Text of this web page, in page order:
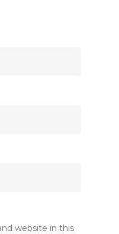
website in this